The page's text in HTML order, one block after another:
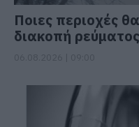
Ποιες περιοχές
διακοπή